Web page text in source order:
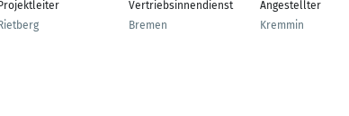
Projektleiter
Rietberg
Vertriebsinnendienst
Bremen
Angestellter
Kremmin